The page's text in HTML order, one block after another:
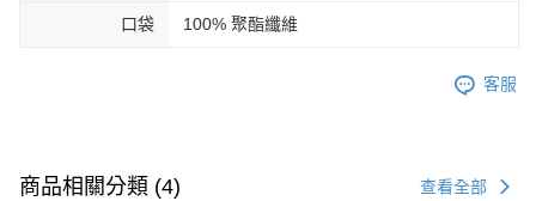
口袋 100% 聚酯纖維
客服
商品相關分類 (4) 查看全部